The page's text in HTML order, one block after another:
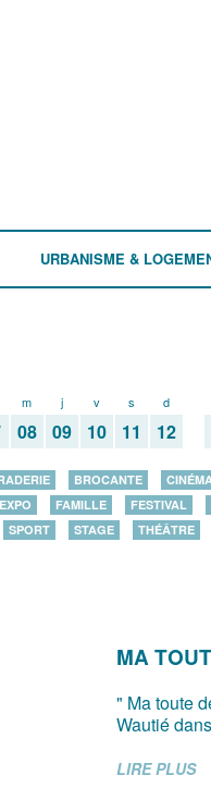
URBANISME &
m
08
j
09
v
10
s
11
d
12
BROCANTE
EXPO FAMILLE FESTIVAL
SPORT STAGE THÉÂTRE
MA
" Ma toute
Wautié
LIRE PLUS